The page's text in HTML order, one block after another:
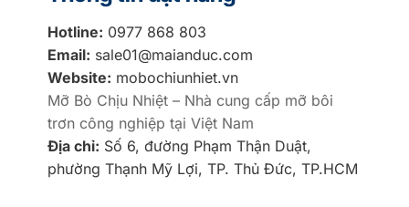
Hotline: 0977 868 803
Email: sale01@maianduc.com
Website: mobochiunhiet.vn
Mỡ Bò Chịu Nhiệt – Nhà cung cấp mỡ bôi
trơn công nghiệp tại Việt Nam
Địa chỉ: Số 6, đường Phạm Thận Duật,
phường Thạnh Mỹ Lợi, TP. Thủ Đức, TP.HCM